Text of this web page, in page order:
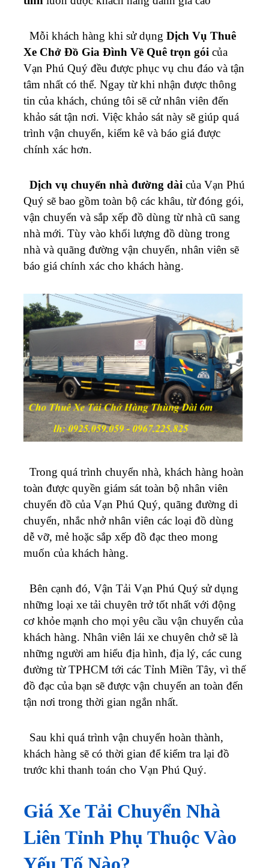
Mỗi khách hàng khi sử dụng Dịch Vụ Thuê
Xe Chở Đồ Gia Đình Về Quê trọn gói của
Vạn Phú Quý đều được phục vụ chu đáo và tận
tâm nhất có thể. Ngay từ khi nhận được thông
tin của khách, chúng tôi sẽ cử nhân viên đến
khảo sát tận nơi. Việc khảo sát này sẽ giúp quá
trình vận chuyển, kiểm kê và báo giá được
chính xác hơn.
Dịch vụ chuyển nhà đường dài của Vạn Phú
Quý sẽ bao gồm toàn bộ các khâu, từ đóng gói,
vận chuyển và sắp xếp đồ dùng từ nhà cũ sang
nhà mới. Tùy vào khối lượng đồ dùng trong
nhà và quãng đường vận chuyển, nhân viên sẽ
báo giá chính xác cho khách hàng.
Trong quá trình chuyển nhà, khách hàng hoàn
toàn được quyền giám sát toàn bộ nhân viên
chuyển đồ của Vạn Phú Quý, quãng đường di
chuyển, nhắc nhở nhân viên các loại đồ dùng
dễ vỡ, mẻ hoặc sắp xếp đồ đạc theo mong
muốn của khách hàng.
Bên cạnh đó, Vận Tải Vạn Phú Quý sử dụng
những loại xe tải chuyên trở tốt nhất với động
cơ khỏe mạnh cho mọi yêu cầu vận chuyển của
khách hàng. Nhân viên lái xe chuyên chở sẽ là
những người am hiểu địa hình, địa lý, các cung
đường từ TPHCM tới các Tỉnh Miền Tây, vì thế
đồ đạc của bạn sẽ được vận chuyển an toàn đến
tận nơi trong thời gian ngắn nhất.
Sau khi quá trình vận chuyển hoàn thành,
khách hàng sẽ có thời gian để kiểm tra lại đồ
trước khi thanh toán cho Vạn Phú Quý.
Giá Xe Tải Chuyển Nhà
Liên Tỉnh Phụ Thuộc Vào
Yếu Tố Nào?